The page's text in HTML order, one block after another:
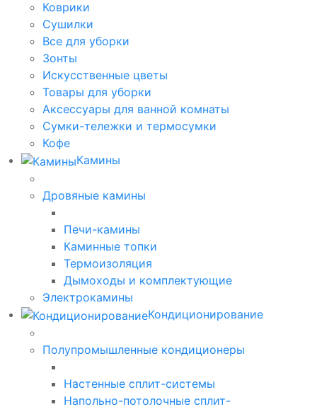
Коврики
Сушилки
Все для уборки
Зонты
Искусственные цветы
Товары для уборки
Аксессуары для ванной комнаты
Сумки-тележки и термосумки
Кофе
Камины
Дровяные камины
Печи-камины
Каминные топки
Термоизоляция
Дымоходы и комплектующие
Электрокамины
Кондиционирование
Полупромышленные кондиционеры
Настенные сплит-системы
Напольно-потолочные сплит-